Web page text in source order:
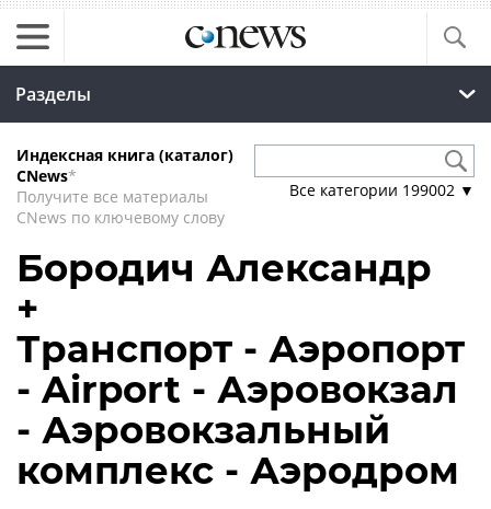
Разделы
Индексная книга (каталог)
CNews*
Получите все материалы
CNews по ключевому слову
Все категории 199002 ▼
Бородич Александр
+
Транспорт - Аэропорт
- Airport - Аэровокзал
- Аэровокзальный
комплекс - Аэродром